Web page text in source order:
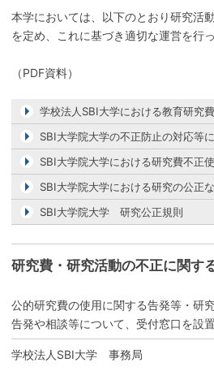
本学においては、以下のとおり研究活
を定め、これに基づき適切な運営を行
（PDF資料）
学校法人SBI大学における教育研究
SBI大学院大学の不正防止の対応等
SBI大学院大学における研究費不正
SBI大学院大学における研究の公正
SBI大学院大学 研究公正規則
研究費・研究活動の不正に関す
公的研究費の使用に関する告発等・研
告発や相談等について、受付窓口を設置
学校法人SBI大学 事務局